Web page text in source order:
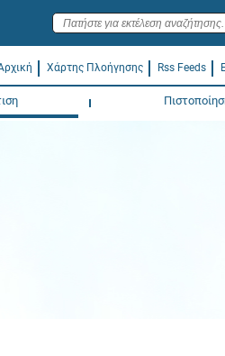
Χάρτης Πλοήγησης Rss Feeds